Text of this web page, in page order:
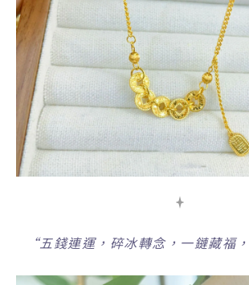
“五錢連運，碎冰轉念，一鏈藏福